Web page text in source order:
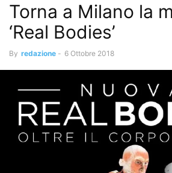
Torna a Milano la
‘Real Bodies’
By redazione - 6 Ottobre 2018